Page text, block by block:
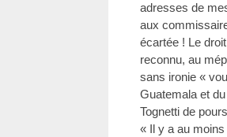
adresses de
aux
écartée ! Le
reconnu, au
sans ironie «
Guatemala et
Tognetti de
« Il y a au